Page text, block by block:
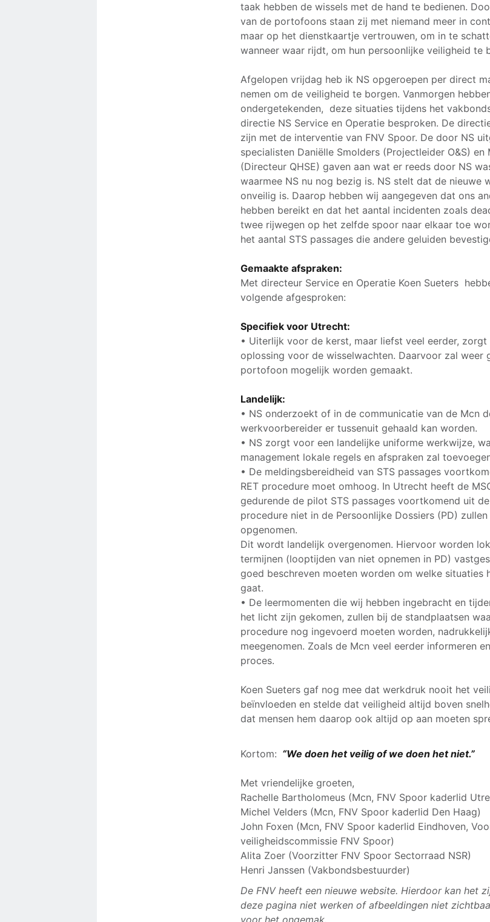
taak hebben de wissels met de hand te bedienen.
van de portofoons staan zij met niemand meer in
maar op het dienstkaartje vertrouwen, om in te
wanneer waar rijdt, om hun persoonlijke veiligheid te
Afgelopen vrijdag heb ik NS opgeroepen per direct
nemen om de veiligheid te borgen. Vanmorgen
ondergetekenden, deze situaties tijdens het
directie NS Service en Operatie besproken. De
zijn met de interventie van FNV Spoor. De door NS
specialisten Daniëlle Smolders (Projectleider O&S) en
(Directeur QHSE) gaven aan wat er reeds door NS
waarmee NS nu nog bezig is. NS stelt dat de nieuwe
onveilig is. Daarop hebben wij aangegeven dat ons
hebben bereikt en dat het aantal incidenten zoals
twee rijwegen op het zelfde spoor naar elkaar toe
het aantal STS passages die andere geluiden
Gemaakte afspraken:
Met directeur Service en Operatie Koen Sueters
volgende afgesproken:
Specifiek voor Utrecht:
• Uiterlijk voor de kerst, maar liefst veel eerder, zorgt
oplossing voor de wisselwachten. Daarvoor zal weer
portofoon mogelijk worden gemaakt.
Landelijk:
• NS onderzoekt of in de communicatie van de Mcn
werkvoorbereider er tussenuit gehaald kan worden.
• NS zorgt voor een landelijke uniforme werkwijze,
management lokale regels en afspraken zal
• De meldingsbereidheid van STS passages
RET procedure moet omhoog. In Utrecht heeft de
gedurende de pilot STS passages voortkomend uit de
procedure niet in de Persoonlijke Dossiers (PD)
opgenomen.
Dit wordt landelijk overgenomen. Hiervoor worden
termijnen (looptijden van niet opnemen in PD)
goed beschreven moeten worden om welke situaties
gaat.
• De leermomenten die wij hebben ingebracht en
het licht zijn gekomen, zullen bij de standplaatsen
procedure nog ingevoerd moeten worden,
meegenomen. Zoals de Mcn veel eerder informeren
proces.
Koen Sueters gaf nog mee dat werkdruk nooit het
beïnvloeden en stelde dat veiligheid altijd boven
dat mensen hem daarop ook altijd op aan moeten
Kortom: “We doen het veilig of we doen het niet.”
Met vriendelijke groeten,
Rachelle Bartholomeus (Mcn, FNV Spoor kaderlid
Michel Velders (Mcn, FNV Spoor kaderlid Den Haag)
John Foxen (Mcn, FNV Spoor kaderlid Eindhoven,
veiligheidscommissie FNV Spoor)
Alita Zoer (Voorzitter FNV Spoor Sectorraad NSR)
Henri Janssen (Vakbondsbestuurder)
De FNV heeft een nieuwe website. Hierdoor kan het
deze pagina niet werken of afbeeldingen niet